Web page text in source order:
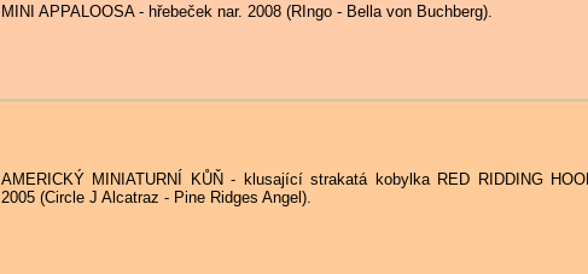
MINI APPALOOSA - hřebeček nar. 2008 (RIngo - Bella von Buchberg).
AMERICKÝ MINIATURNÍ KŮŇ - klusající strakatá kobylka RED RIDDING
2005 (Circle J Alcatraz - Pine Ridges Angel).